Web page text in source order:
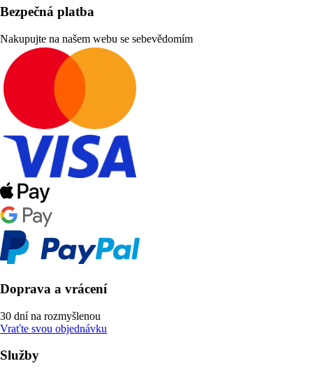
Bezpečná platba
Nakupujte na našem webu se sebevědomím
Doprava a vrácení
30 dní na rozmyšlenou
Vraťte svou objednávku
Služby